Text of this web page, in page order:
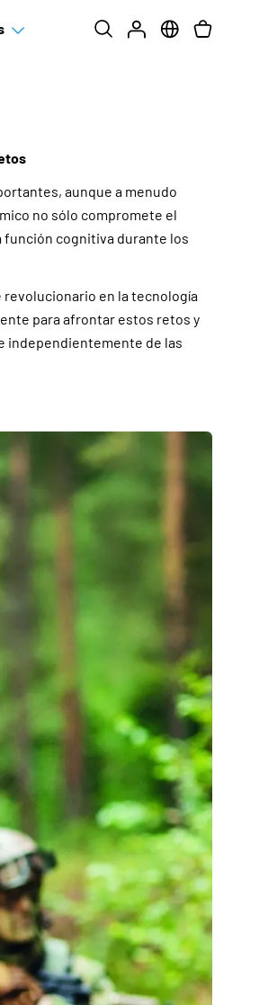
aunque a menudo
no sólo compromete el
cognitiva durante los
revolucionario en la tecnología
para afrontar estos retos y
independientemente de las